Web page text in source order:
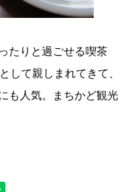
たりと過ごせる喫茶
して親しまれてきて、
も人気。まちかど観光